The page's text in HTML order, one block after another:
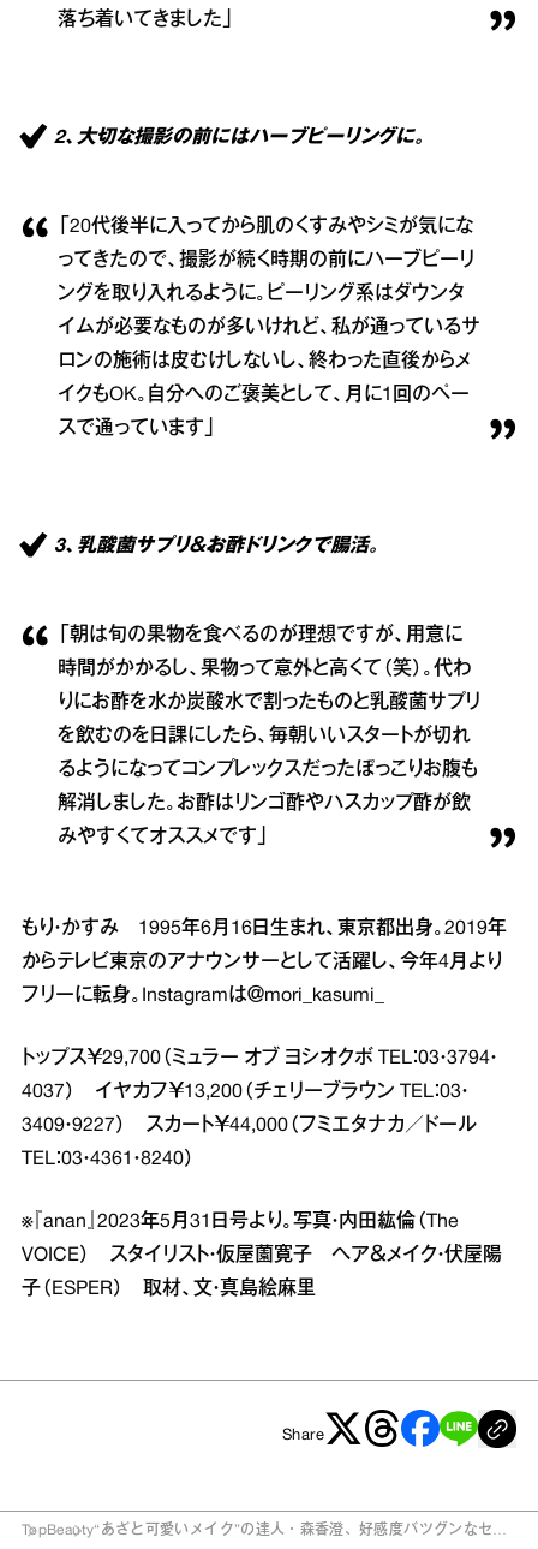
落ち着いてきました」
2、大切な撮影の前にはハーブピーリングに。
「20代後半に入ってから肌のくすみやシミが気にな
ってきたので、撮影が続く時期の前にハーブピーリ
ングを取り入れるように。ピーリング系はダウンタ
イムが必要なものが多いけれど、私が通っているサ
ロンの施術は皮むけしないし、終わった直後からメ
イクもOK。自分へのご褒美として、月に1回のペー
スで通っています」
3、乳酸菌サプリ＆お酢ドリンクで腸活。
「朝は旬の果物を食べるのが理想ですが、用意に
時間がかかるし、果物って意外と高くて（笑）。代わ
りにお酢を水か炭酸水で割ったものと乳酸菌サプリ
を飲むのを日課にしたら、毎朝いいスタートが切れ
るようになってコンプレックスだったぽっこりお腹も
解消しました。お酢はリンゴ酢やハスカップ酢が飲
みやすくてオススメです」
もり・かすみ 1995年6月16日生まれ、東京都出身。2019年
からテレビ東京のアナウンサーとして活躍し、今年4月より
フリーに転身。Instagramは＠mori_kasumi_
トップス￥29,700（ミュラー オブ ヨシオクボ TEL：03・3794・
4037） イヤカフ￥13,200（チェリーブラウン TEL：03・
3409・9227） スカート￥44,000（フミエタナカ／ドール
TEL：03・4361・8240）
※『anan』2023年5月31日号より。写真・内田紘倫（The
VOICE） スタイリスト・仮屋薗寛子 ヘア＆メイク・伏屋陽
子（ESPER） 取材、文・真島絵麻里
Share
TopBeauty“あざと可愛いメイク”の達人・森香澄、好感度バツグンなセル